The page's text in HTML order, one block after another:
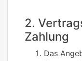
2.
Zahlung
Das